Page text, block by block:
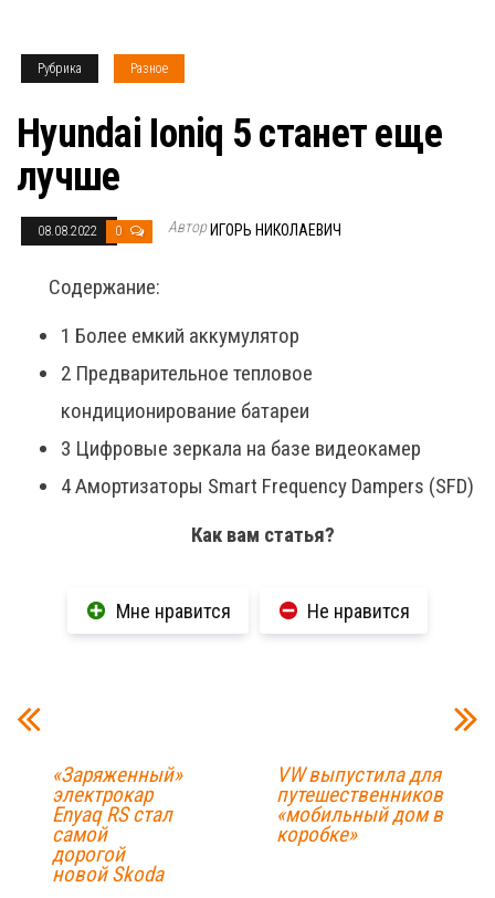
Рубрика Разное
Hyundai Ioniq 5 станет еще
лучше
08.08.2022 0 Автор ИГОРЬ НИКОЛАЕВИЧ
Содержание:
1 Более емкий аккумулятор
2 Предварительное тепловое
кондиционирование батареи
3 Цифровые зеркала на базе видеокамер
4Амортизаторы Smart Frequency Dampers (SFD)
Как вам статья?
Мне нравится Не нравится
«Заряженный»
электрокар
Enyaq RS стал
самой
дорогой
новой Skoda
VW выпустила для
путешественников
«мобильный дом в
коробке»